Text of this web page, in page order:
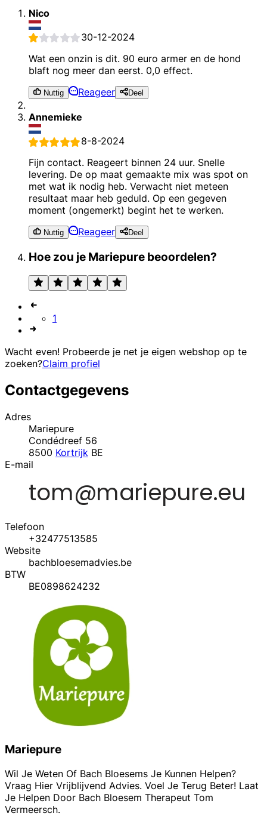
Nico
30-12-2024
Wat een onzin is dit. 90 euro armer en de hond
blaft nog meer dan eerst. 0,0 effect.
Nuttig Reageer Deel
Annemieke
8-8-2024
Fijn contact. Reageert binnen 24 uur. Snelle
levering. De op maat gemaakte mix was spot on
met wat ik nodig heb. Verwacht niet meteen
resultaat maar heb geduld. Op een gegeven
moment (ongemerkt) begint het te werken.
Nuttig Reageer Deel
Hoe zou je Mariepure beoordelen?
1
Wacht even! Probeerde je net je eigen webshop op te
zoeken?Claim profiel
Contactgegevens
Adres
Mariepure
Condédreef 56
8500 Kortrijk BE
E-mail
Telefoon
+32477513585
Website
bachbloesemadvies.be
BTW
BE0898624232
Mariepure
Wil Je Weten Of Bach Bloesems Je Kunnen Helpen?
Vraag Hier Vrijblijvend Advies. Voel Je Terug Beter! Laat
Je Helpen Door Bach Bloesem Therapeut Tom
Vermeersch.